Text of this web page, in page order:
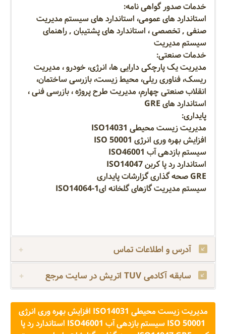
خدمات صدور گواهی نامه:
استاندارد های عمومی، استاندارد های سیستم مدیریت
صنفی , تخصصی ، استاندارد های پشتیبان , راهنمای
سیستم مدیریت
خدمات صنعتی:
مدیریت یک پارچکی دارایی ها، انرژی، خودرو ، مدیریت
ریسک، فناوری ریلی، محیط زیست، بازرسی ساختمان،
انقلاب صنعتی چهارم، مدیریت طرح پروژه ، بازرسی فنی ،
استاندارد های GRE
پایداری:
مدیریت زیست محیطی ISO14031
افزایش بهره وری انرژی ISO 50001
سیستم بازدهی آب ISO46001
استاندارد رد پا کربن ISO14047
GRE صحه گذاری گزارشات پایداری
سیستم مدیریت گازهای گلخانه ایISO14064-1
آدرس و اطلاعات تماس
سابقه آکادمی TUV اتریش در سایت مرجع
مدیریت زیست محیطی ISO14031 افزایش بهره وری انرژی
ISO 50001 سیستم بازدهی آب ISO46001 استاندارد رد پا